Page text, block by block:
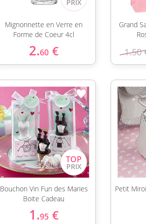
Mignonnette en Verre en
Forme de Coeur 4cl
2.60 €
Grand
1.50
Bouchon Vin Fun des Maries
Boite Cadeau
1.95 €
Petit